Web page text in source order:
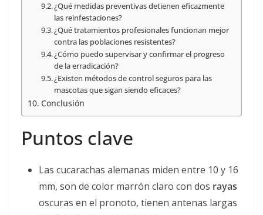
¿Qué medidas preventivas detienen eficazmente
las reinfestaciones?
¿Qué tratamientos profesionales funcionan mejor
contra las poblaciones resistentes?
¿Cómo puedo supervisar y confirmar el progreso
de la erradicación?
¿Existen métodos de control seguros para las
mascotas que sigan siendo eficaces?
Conclusión
Puntos clave
Las cucarachas alemanas miden entre 10 y 16
mm, son de color marrón claro con dos rayas
oscuras en el pronoto, tienen antenas largas